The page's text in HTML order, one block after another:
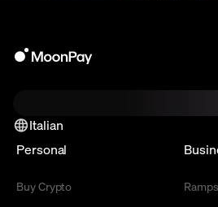
Italian
Personal
Buy Crypto
Ramps